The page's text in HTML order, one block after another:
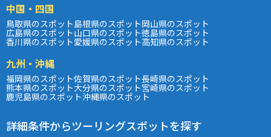
中国・四国
鳥取県のスポット島根県のスポット岡山県のスポット
広島県のスポット山口県のスポット徳島県のスポット
香川県のスポット愛媛県のスポット高知県のスポット
九州・沖縄
福岡県のスポット佐賀県のスポット長崎県のスポット
熊本県のスポット大分県のスポット宮崎県のスポット
鹿児島県のスポット沖縄県のスポット
詳細条件からツーリングスポットを探す